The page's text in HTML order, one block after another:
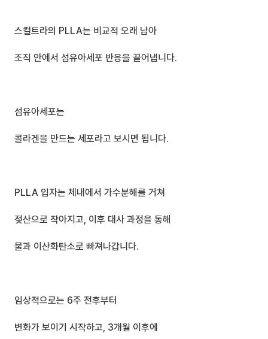
스컬트라의 PLLA는 비교적 오래 남아
조직 안에서 섬유아세포 반응을 끌어냅니다.
섬유아세포는
콜라겐을 만드는 세포라고 보시면 됩니다.
PLLA 입자는 체내에서 가수분해를 거쳐
젖산으로 작아지고, 이후 대사 과정을 통해
물과 이산화탄소로 빠져나갑니다.
임상적으로는 6주 전후부터
변화가 보이기 시작하고, 3개월 이후에